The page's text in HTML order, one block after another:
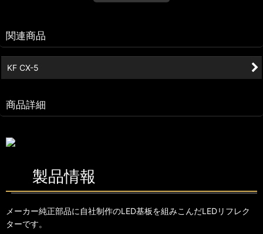
関連商品
KF CX-5
商品詳細
製品情報
メーカー純正部品に自社制作のLED基板を組みこんだLEDリフレク
ターです。